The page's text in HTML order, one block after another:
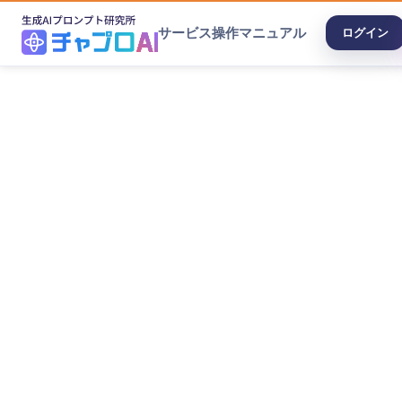
サービス操作マニュアル ログイン